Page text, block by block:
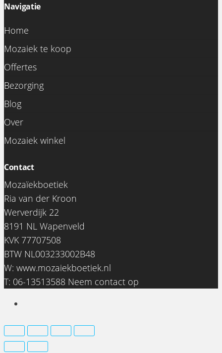
Navigatie
Home
Mozaiek te koop
Offertes
Bezorging
Blog
Over
Mozaiek winkel
Contact
Mozaïekboetiek
Ria van der Kroon
Werverdijk 22
8191 NL Wapenveld
KVK 77707508
BTW NL003233002B48
W: www.mozaiekboetiek.nl
T: 06-13513588 Neem contact op
0
€0,00